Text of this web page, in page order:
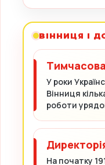
ВІННИЦЯ І
У роки
Вінниця
роботи
На початку